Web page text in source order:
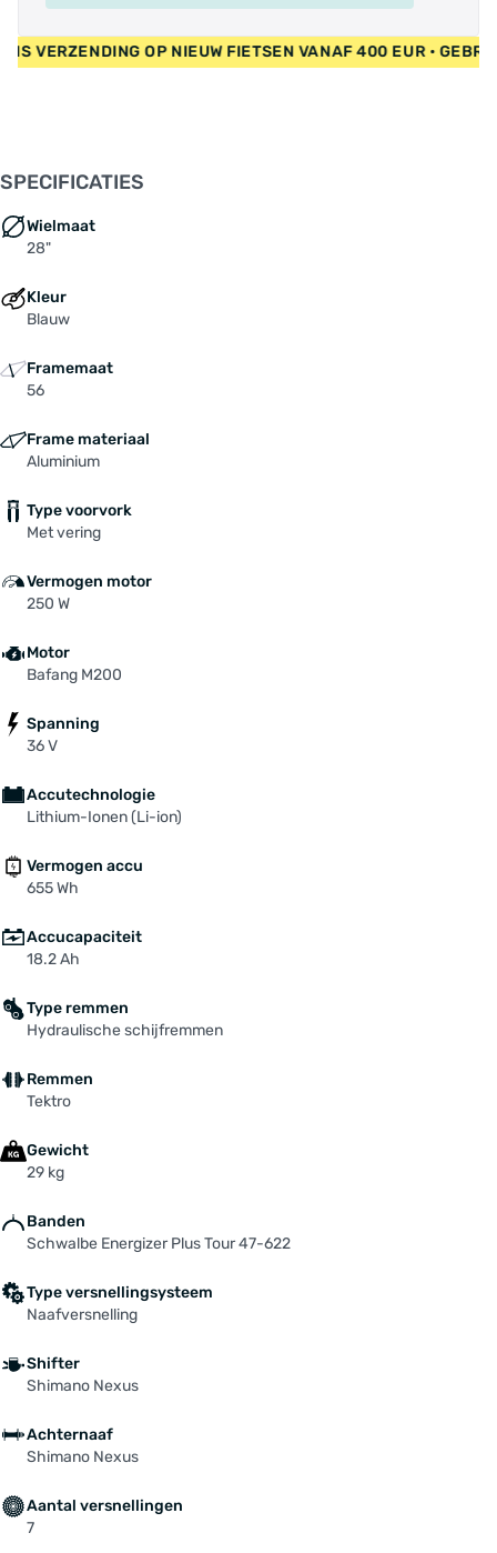
VERZENDING OP NIEUW FIETSEN VANAF 400 EUR •
SPECIFICATIES
Wielmaat
28"
Kleur
Blauw
Framemaat
56
Frame materiaal
Aluminium
Type voorvork
Met vering
Vermogen motor
250 W
Motor
Bafang M200
Spanning
36 V
Accutechnologie
Lithium-Ionen (Li-ion)
Vermogen accu
655 Wh
Accucapaciteit
18.2 Ah
Type remmen
Hydraulische schijfremmen
Remmen
Tektro
Gewicht
29 kg
Banden
Schwalbe Energizer Plus Tour 47-622
Type versnellingsysteem
Naafversnelling
Shifter
Shimano Nexus
Achternaaf
Shimano Nexus
Aantal versnellingen
7